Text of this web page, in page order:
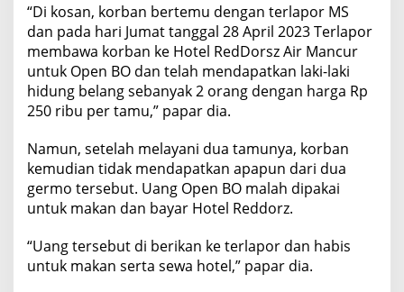
“Di kosan, korban bertemu dengan terlapor MS
dan pada hari Jumat tanggal 28 April 2023 Terlapor
membawa korban ke Hotel RedDorsz Air Mancur
untuk Open BO dan telah mendapatkan laki-laki
hidung belang sebanyak 2 orang dengan harga Rp
250 ribu per tamu,” papar dia.
Namun, setelah melayani dua tamunya, korban
kemudian tidak mendapatkan apapun dari dua
germo tersebut. Uang Open BO malah dipakai
untuk makan dan bayar Hotel Reddorz.
“Uang tersebut di berikan ke terlapor dan habis
untuk makan serta sewa hotel,” papar dia.